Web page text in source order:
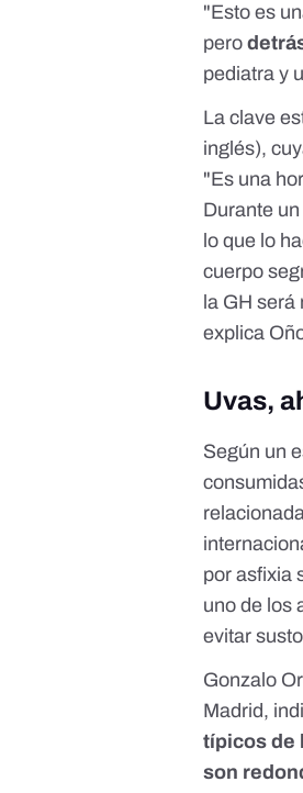
"Esto es
pero
pediatra y
La clave
inglés),
"Es una
Durante
lo que lo
cuerpo
la GH
explica
Uvas,
Según un
por asfixia
uno de los
evitar
Gonzalo
Madrid,
típicos de
son